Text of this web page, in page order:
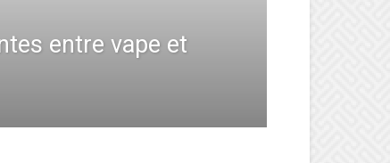
entre vape et